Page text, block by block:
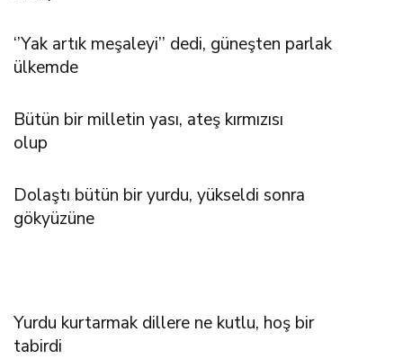
‘’Yak artık meşaleyi’’ dedi, güneşten parlak
ülkemde
Bütün bir milletin yası, ateş kırmızısı
olup
Dolaştı bütün bir yurdu, yükseldi sonra
gökyüzüne
Yurdu kurtarmak dillere ne kutlu, hoş bir
tabirdi